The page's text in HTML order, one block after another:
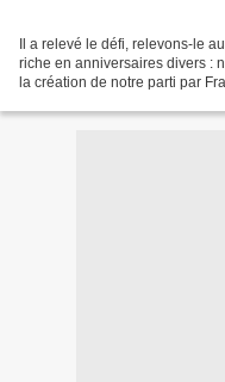
Il a relevé le défi, relevons-le
riche en anniversaires divers :
la création de notre parti par